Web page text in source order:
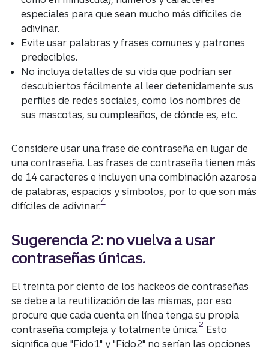
especiales para que sean mucho más difíciles de
adivinar.
Evite usar palabras y frases comunes y patrones
predecibles.
No incluya detalles de su vida que podrían ser
descubiertos fácilmente al leer detenidamente sus
perfiles de redes sociales, como los nombres de
sus mascotas, su cumpleaños, de dónde es, etc.
Considere usar una frase de contraseña en lugar de
una contraseña. Las frases de contraseña tienen más
de 14 caracteres e incluyen una combinación azarosa
de palabras, espacios y símbolos, por lo que son más
difíciles de adivinar.
Divulgación
4
Sugerencia 2: no vuelva a usar
contraseñas únicas.
El treinta por ciento de los hackeos de contraseñas
se debe a la reutilización de las mismas, por eso
procure que cada cuenta en línea tenga su propia
contraseña compleja y totalmente única.
Divulgación
2Esto
significa que "Fido1" y "Fido2" no serían las opciones